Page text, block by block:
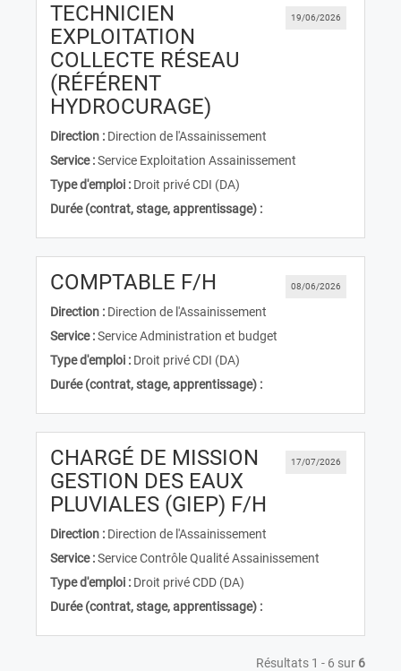
19/06/2026
TECHNICIEN
EXPLOITATION
COLLECTE RÉSEAU
(RÉFÉRENT
HYDROCURAGE)
Direction : Direction de l'Assainissement
Service :Service Exploitation Assainissement
Type d'emploi : Droit privé CDI (DA)
Durée (contrat, stage, apprentissage) :
08/06/2026
COMPTABLE F/H (Nouvelle fenêtre)
Direction : Direction de l'Assainissement
Service :Service Administration et budget
Type d'emploi : Droit privé CDI (DA)
Durée (contrat, stage, apprentissage) :
17/07/2026
CHARGÉ DE MISSION
GESTION DES EAUX
PLUVIALES (GIEP) F/H
Direction : Direction de l'Assainissement
Service :Service Contrôle Qualité Assainissement
Type d'emploi : Droit privé CDD (DA)
Durée (contrat, stage, apprentissage) :
Résultats 1 - 6 sur 6